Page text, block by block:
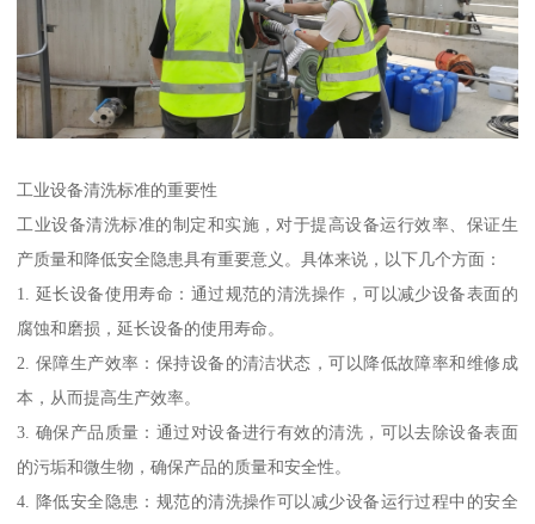
工业设备清洗标准的重要性
工业设备清洗标准的制定和实施，对于提高设备运行效率、保证生
产质量和降低安全隐患具有重要意义。具体来说，以下几个方面：
1. 延长设备使用寿命：通过规范的清洗操作，可以减少设备表面的
腐蚀和磨损，延长设备的使用寿命。
2. 保障生产效率：保持设备的清洁状态，可以降低故障率和维修成
本，从而提高生产效率。
3. 确保产品质量：通过对设备进行有效的清洗，可以去除设备表面
的污垢和微生物，确保产品的质量和安全性。
4. 降低安全隐患：规范的清洗操作可以减少设备运行过程中的安全